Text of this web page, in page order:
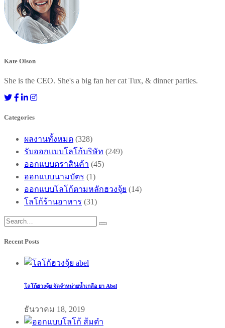
Kate Olson
She is the CEO. She's a big fan her cat Tux, & dinner parties.
Categories
ผลงานทั้งหมด (328)
รับออกแบบโลโก้บริษัท (249)
ออกแบบตราสินค้า (45)
ออกแบบนามบัตร (1)
ออกแบบโลโก้ตามหลักฮวงจุ้ย (14)
โลโก้ร้านอาหาร (31)
Recent Posts
โลโก้ฮวงจุ้ย จัดจำหน่ายน้ำเกลือ ยา Abel
ธันวาคม 18, 2019